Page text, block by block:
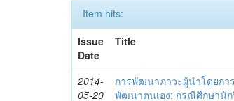
Item hits:
Issue
Date
Title
2014-
05-20
การพัฒนาภาวะผู้นำโดยกา
พัฒนาตนเอง: กรณีศึกษานัก